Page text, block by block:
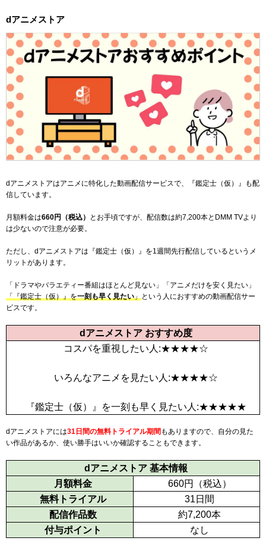
dアニメストア
dアニメストアはアニメに特化した動画配信サービスで、『鑑定士（仮）』も配
信しています。
月額料金は660円（税込） とお手頃ですが、配信数は約7,200本とDMM TVより
は少ないので注意が必要。
ただし、dアニメストアは『鑑定士（仮）』を1週間先行配信しているというメ
リットがあります。
「ドラマやバラエティー番組はほとんど見ない」「アニメだけを安く見たい」
「『鑑定士（仮）』を一刻も早く見たい 」
という人におすすめの動画配信サー
ビスです。
dアニメストア おすすめ度
コスパを重視したい人:★★★★☆
いろんなアニメを見たい人:★★★★☆
『鑑定士（仮）』を一刻も早く見たい人:★★★★★
dアニメストアには31日間の無料トライアル期間 もありますので、自分の見た
い作品があるか、使い勝手はいいか確認することもできます。
dアニメストア 基本情報
月額料金
660円（税込）
無料トライアル
31日間
配信作品数
約7,200本
付与ポイント
なし